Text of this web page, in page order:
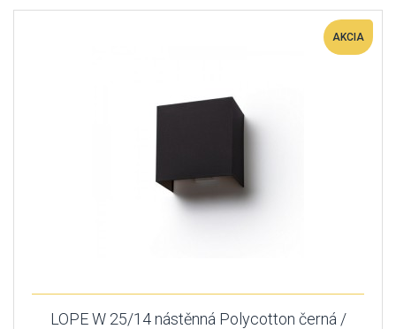
AKCIA
LOPE W 25/14 nástěnná Polycotton černá /